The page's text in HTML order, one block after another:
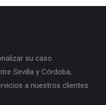
su caso.
Sevilla y Córdoba,
a nuestros clientes.